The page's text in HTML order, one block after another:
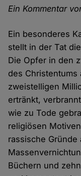
Ein Kommentar
Ein besonderes
stellt in der Tat
Die Opfer in den
des
zweistelligen
ertränkt,
wie zu Tode
religiösen
rassische
Büchern und